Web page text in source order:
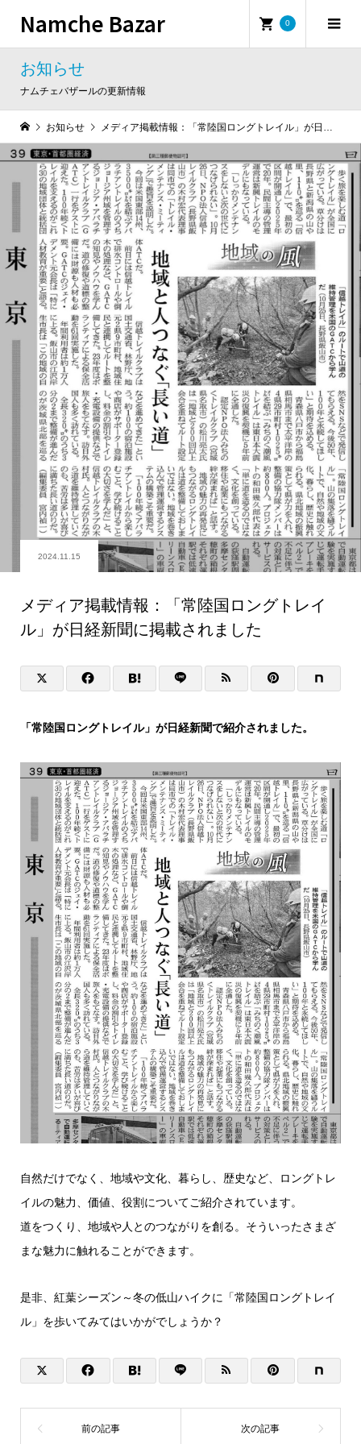
Namche Bazar 0
お知らせ
ナムチェバザールの更新情報
お知らせ メディア掲載情報：「常陸国ロングトレイル」が日経新聞に掲載されました
2024.11.15
メディア掲載情報：「常陸国ロングトレイ
ル」が日経新聞に掲載されました
「常陸国ロングトレイル」が日経新聞で紹介されました。
自然だけでなく、地域や文化、暮らし、歴史など、ロングトレ
イルの魅力、価値、役割についてご紹介されています。
道をつくり、地域や人とのつながりを創る。そういったさまざ
まな魅力に触れることができます。
是非、紅葉シーズン～冬の低山ハイクに「常陸国ロングトレイ
ル」を歩いてみてはいかがでしょうか？